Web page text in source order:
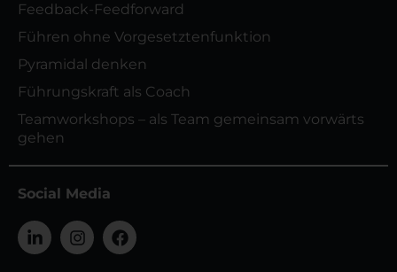
Feedback-Feedforward
Führen ohne Vorgesetztenfunktion
Pyramidal denken
Führungskraft als Coach
Teamworkshops – als Team gemeinsam vorwärts
gehen
Social Media